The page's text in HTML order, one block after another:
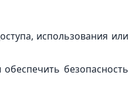
использования или
безопасность